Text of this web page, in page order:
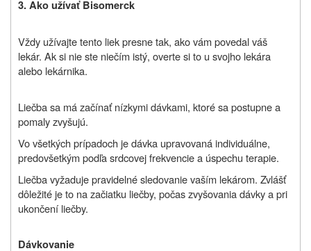
3. Ako užívať Bisomerck
Vždy užívajte tento liek presne tak, ako vám povedal váš
lekár. Ak si nie ste niečím istý, overte si to u svojho lekára
alebo lekárnika.
Liečba sa má začínať nízkymi dávkami, ktoré sa postupne a
pomaly zvyšujú.
Vo všetkých prípadoch je dávka upravovaná individuálne,
predovšetkým podľa srdcovej frekvencie a úspechu terapie.
Liečba vyžaduje pravidelné sledovanie vaším lekárom. Zvlášť
dôležité je to na začiatku liečby, počas zvyšovania dávky a pri
ukončení liečby.
Dávkovanie